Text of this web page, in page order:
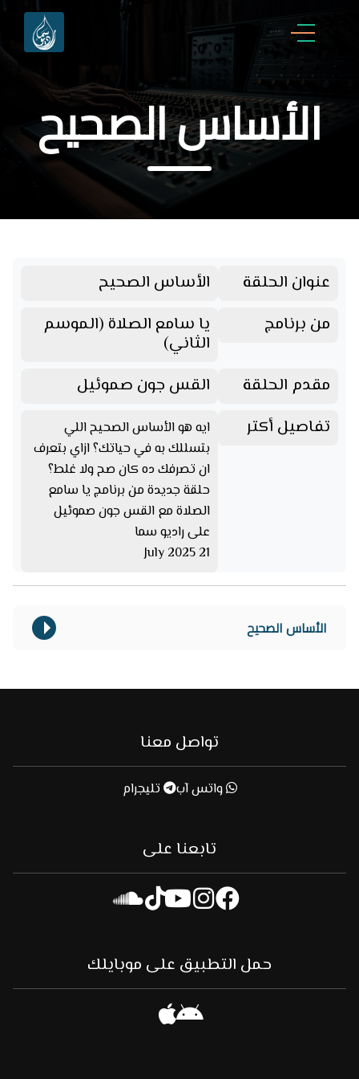
الأساس الصحيح
عنوان الحلقة
الأساس الصحيح
من برنامج
يا سامع الصلاة (الموسم
الثاني)
مقدم الحلقة
القس جون صموئيل
تفاصيل أكتر
ايه هو الأساس الصحيح اللي
بتسللك به في حياتك؟ ازاي بتعرف
ان تصرفك ده كان صح ولا غلط؟
حلقة جديدة من برنامج يا سامع
الصلاة مع القس جون صموئيل
على راديو سما
21 July 2025
الأساس الصحيح
تواصل معنا
واتس آب تليجرام
تابعنا على
حمل التطبيق على موبايلك